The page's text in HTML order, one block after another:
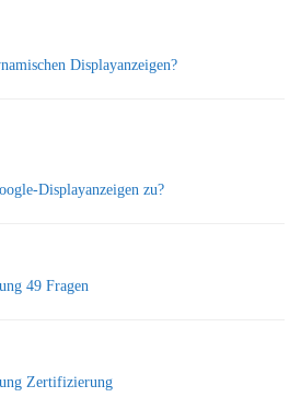
Displayanzeigen?
Displayanzeigen zu?
49 Fragen
Zertifizierung